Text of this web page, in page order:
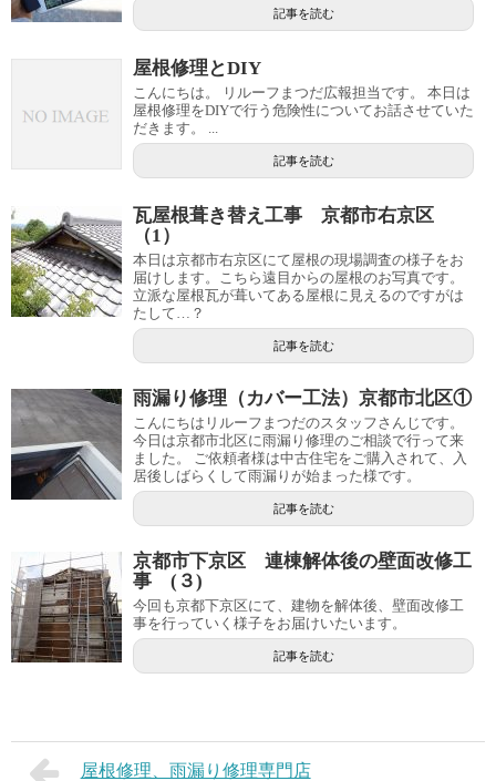
記事を読む
屋根修理とDIY
こんにちは。 リルーフまつだ広報担当です。 本日は
屋根修理をDIYで行う危険性についてお話させていた
だきます。 ...
記事を読む
瓦屋根葺き替え工事 京都市右京区
（1）
本日は京都市右京区にて屋根の現場調査の様子をお
届けします。こちら遠目からの屋根のお写真です。
立派な屋根瓦が葺いてある屋根に見えるのですがは
たして…？
記事を読む
雨漏り修理（カバー工法）京都市北区①
こんにちはリルーフまつだのスタッフさんじです。
今日は京都市北区に雨漏り修理のご相談で行って来
ました。 ご依頼者様は中古住宅をご購入されて、入
居後しばらくして雨漏りが始まった様です。
記事を読む
京都市下京区 連棟解体後の壁面改修工
事 (３)
今回も京都下京区にて、建物を解体後、壁面改修工
事を行っていく様子をお届けいたいます。
記事を読む
屋根修理、雨漏り修理専門店